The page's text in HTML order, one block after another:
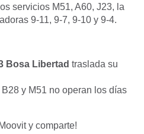
servicios M51, A60, J23, la
9-11, 9-7, 9-10 y 9-4.
Bosa Libertad traslada su
y M51 no operan los días
y comparte!